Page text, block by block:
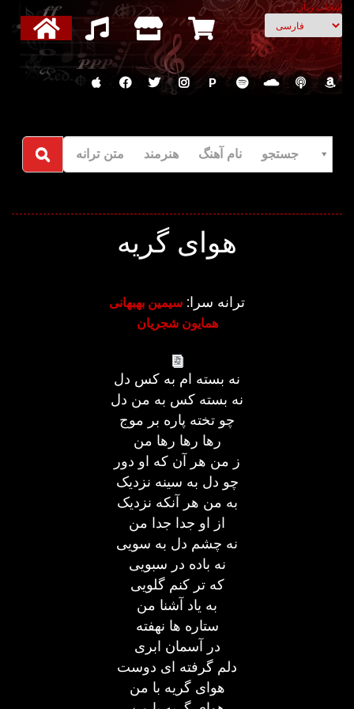
انتخاب زبان
P
جستجو نام آهنگ هنرمند متن ترانه
هوای گریه
ترانه سرا: سیمین بهبهانی
همایون شجریان
نه بسته ام به کس دل
نه بسته کس به من دل
چو تخته پاره بر موج
رها رها رها من
ز من هر آن که او دور
چو دل به سینه نزدیک
به من هر آنکه نزدیک
از او جدا جدا من
نه چشم دل به سویی
نه باده در سبویی
که تر کنم گلویی
به یاد آشنا من
ستاره ها نهفته
در آسمان ابری
دلم گرفته ای دوست
هوای گریه با من